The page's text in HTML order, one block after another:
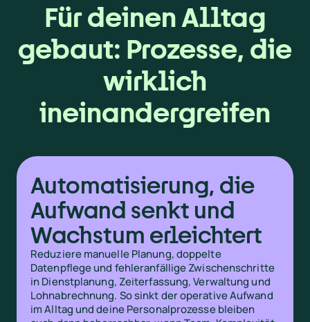
Für deinen Alltag
gebaut: Prozesse, die
wirklich
ineinandergreifen
Automatisierung, die
Aufwand senkt und
Wachstum erleichtert
Reduziere manuelle Planung, doppelte
Datenpflege und fehleranfällige Zwischenschritte
in Dienstplanung, Zeiterfassung, Verwaltung und
Lohnabrechnung. So sinkt der operative Aufwand
im Alltag und deine Personalprozesse bleiben